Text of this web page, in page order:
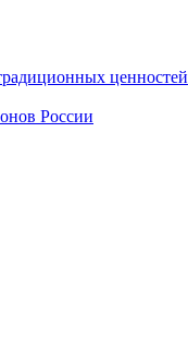
ценностей
России